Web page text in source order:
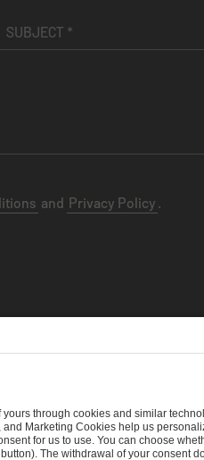
and Privacy Policy